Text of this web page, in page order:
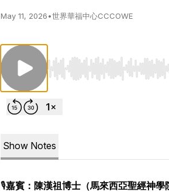
May 11, 2026•世界華福中心CCCOWE
Use Left/Right to seek,
Show Notes
🎙️嘉賓：陳漢祖博士（馬來西亞聖經神學